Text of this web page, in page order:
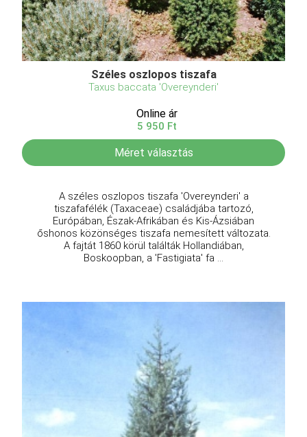
Széles oszlopos tiszafa
Taxus baccata 'Overeynderi'
Online ár
5 950 Ft
Méret választás
A széles oszlopos tiszafa 'Overeynderi' a
tiszafafélék (Taxaceae) családjába tartozó,
Európában, Észak-Afrikában és Kis-Ázsiában
őshonos közönséges tiszafa nemesített változata.
A fajtát 1860 körül találták Hollandiában,
Boskoopban, a 'Fastigiata' fa ...